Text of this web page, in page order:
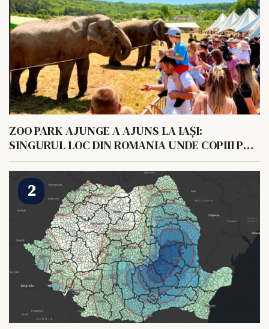
ZOO PARK AJUNGE A AJUNS LA IAȘI:
SINGURUL LOC DIN ROMANIA UNDE COPIII POT
HRANI UN ELEFANT